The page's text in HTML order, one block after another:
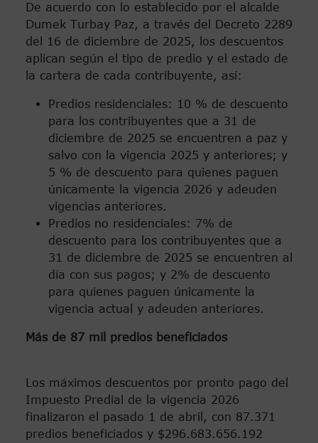
De acuerdo con lo establecido por el alcalde
Dumek Turbay Paz, a través del Decreto 2289
del 16 de diciembre de 2025, los descuentos
aplican según el tipo de predio y el estado de
la cartera de cada contribuyente, así:
Predios residenciales: 10 % de descuento
para los contribuyentes que a 31 de
diciembre de 2025 se encuentren a paz y
salvo con la vigencia 2025 y anteriores; y
5 % de descuento para quienes paguen
únicamente la vigencia 2026 y adeuden
vigencias anteriores.
Predios no residenciales: 7% de
descuento para los contribuyentes que a
31 de diciembre de 2025 se encuentren al
día con sus pagos; y 2% de descuento
para quienes paguen únicamente la
vigencia actual y adeuden anteriores.
Más de 87 mil predios beneficiados
Los máximos descuentos por pronto pago del
Impuesto Predial de la vigencia 2026
finalizaron el pasado 1 de abril, con 87.371
predios beneficiados y $296.683.656.192